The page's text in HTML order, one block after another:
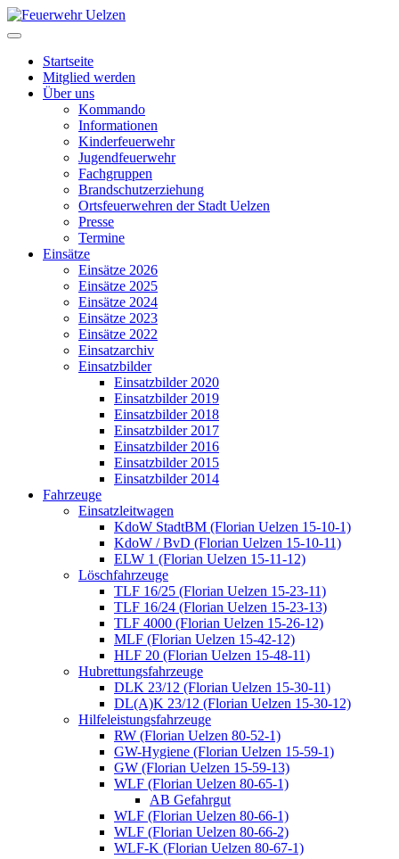
Startseite
Mitglied werden
Über uns
Kommando
Informationen
Kinderfeuerwehr
Jugendfeuerwehr
Fachgruppen
Brandschutzerziehung
Ortsfeuerwehren der Stadt Uelzen
Presse
Termine
Einsätze
Einsätze 2026
Einsätze 2025
Einsätze 2024
Einsätze 2023
Einsätze 2022
Einsatzarchiv
Einsatzbilder
Einsatzbilder 2020
Einsatzbilder 2019
Einsatzbilder 2018
Einsatzbilder 2017
Einsatzbilder 2016
Einsatzbilder 2015
Einsatzbilder 2014
Fahrzeuge
Einsatzleitwagen
KdoW StadtBM (Florian Uelzen 15-10-1)
KdoW / BvD (Florian Uelzen 15-10-11)
ELW 1 (Florian Uelzen 15-11-12)
Löschfahrzeuge
TLF 16/25 (Florian Uelzen 15-23-11)
TLF 16/24 (Florian Uelzen 15-23-13)
TLF 4000 (Florian Uelzen 15-26-12)
MLF (Florian Uelzen 15-42-12)
HLF 20 (Florian Uelzen 15-48-11)
Hubrettungsfahrzeuge
DLK 23/12 (Florian Uelzen 15-30-11)
DL(A)K 23/12 (Florian Uelzen 15-30-12)
Hilfeleistungsfahrzeuge
RW (Florian Uelzen 80-52-1)
GW-Hygiene (Florian Uelzen 15-59-1)
GW (Florian Uelzen 15-59-13)
WLF (Florian Uelzen 80-65-1)
AB Gefahrgut
WLF (Florian Uelzen 80-66-1)
WLF (Florian Uelzen 80-66-2)
WLF-K (Florian Uelzen 80-67-1)